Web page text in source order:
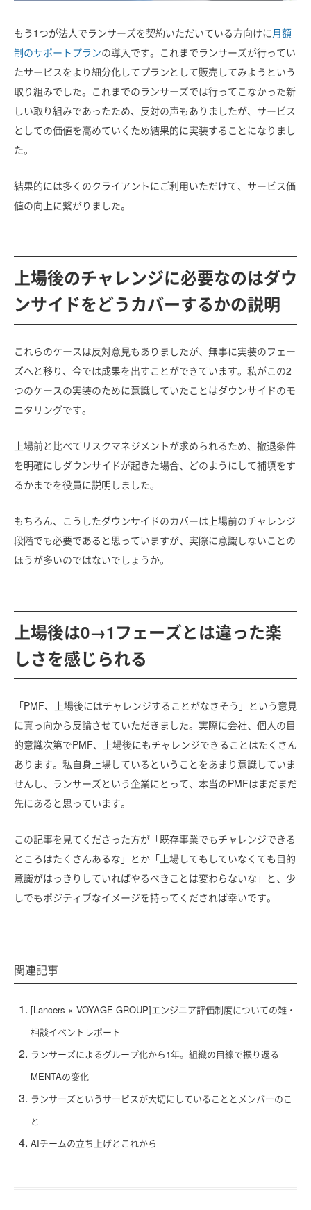
もう1つが法人でランサーズを契約いただいている方向けに 月額
制のサポートプランの導入です。これまでランサーズが行ってい
たサービスをより細分化してプランとして販売してみようという
取り組みでした。これまでのランサーズでは行ってこなかった新
しい取り組みであったため、反対の声もありましたが、サービス
としての価値を高めていくため結果的に実装することになりまし
た。
結果的には多くのクライアントにご利用いただけて、サービス価
値の向上に繋がりました。
上場後のチャレンジに必要なのはダウ
ンサイドをどうカバーするかの説明
これらのケースは反対意見もありましたが、無事に実装のフェー
ズへと移り、今では成果を出すことができています。私がこの2
つのケースの実装のために意識していたことはダウンサイドのモ
ニタリングです。
上場前と比べてリスクマネジメントが求められるため、撤退条件
を明確にしダウンサイドが起きた場合、どのようにして補填をす
るかまでを役員に説明しました。
もちろん、こうしたダウンサイドのカバーは上場前のチャレンジ
段階でも必要であると思っていますが、実際に意識しないことの
ほうが多いのではないでしょうか。
上場後は0→1フェーズとは違った楽
しさを感じられる
「PMF、上場後にはチャレンジすることがなさそう」という意見
に真っ向から反論させていただきました。実際に会社、個人の目
的意識次第でPMF、上場後にもチャレンジできることはたくさん
あります。私自身上場しているということをあまり意識していま
せんし、ランサーズという企業にとって、本当のPMFはまだまだ
先にあると思っています。
この記事を見てくださった方が「既存事業でもチャレンジできる
ところはたくさんあるな」とか「上場してもしていなくても目的
意識がはっきりしていればやるべきことは変わらないな」と、少
しでもポジティブなイメージを持ってくだされば幸いです。
関連記事
[Lancers × VOYAGE GROUP]エンジニア評価制度についての雑・
相談イベントレポート
ランサーズによるグループ化から1年。組織の目線で振り返る
MENTAの変化
ランサーズというサービスが大切にしていることとメンバーのこ
と
AIチームの立ち上げとこれから